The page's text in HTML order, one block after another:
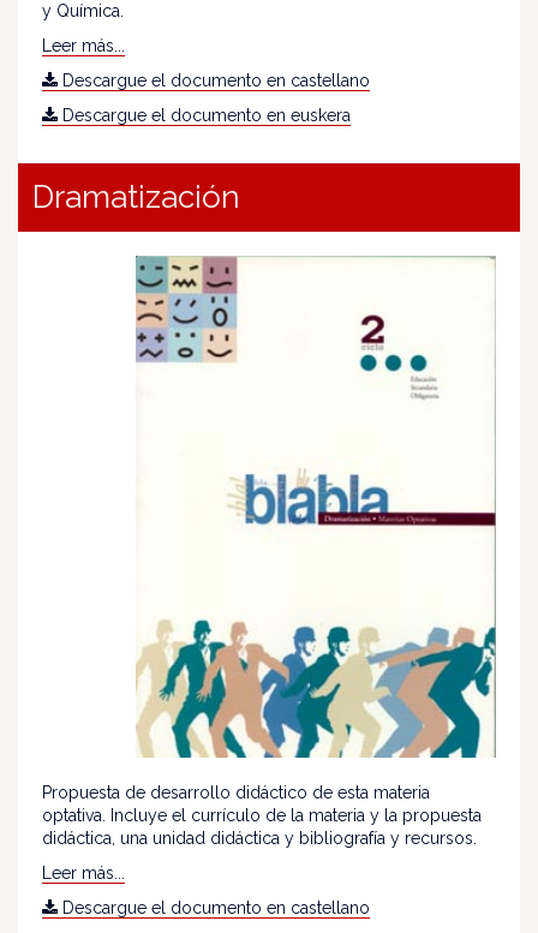
y Química.
Leer más...
Descargue el documento en castellano
Descargue el documento en euskera
Dramatización
Propuesta de desarrollo didáctico de esta materia
optativa. Incluye el currículo de la materia y la propuesta
didáctica, una unidad didáctica y bibliografía y recursos.
Leer más...
Descargue el documento en castellano